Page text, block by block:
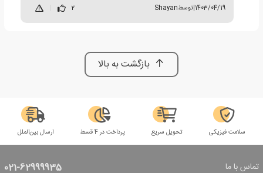
1403/04/19
|توسطShayan
2
بازگشت به بالا
سلامت فیزیکی تحویل سریع پرداخت در 4 قسط ارسال بین‌الملل
تماس با ما 021-62999935